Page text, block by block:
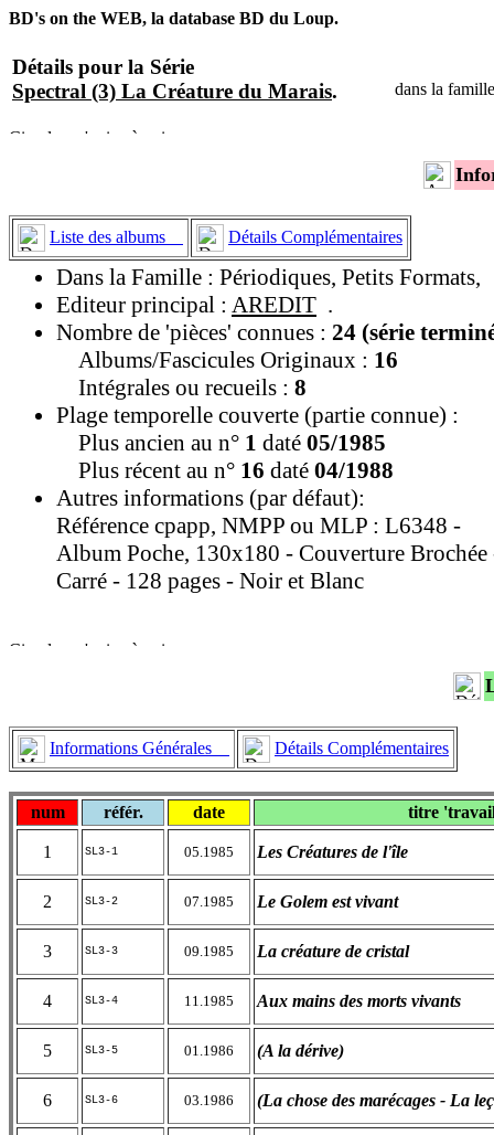
BD's on the WEB, la database BD du Loup.
Détails pour la Série
Spectral (3) La Créature du Marais. dans la
Liste des albums Détails Complémentaires
Dans la Famille : Périodiques, Petits Formats,
Editeur principal : AREDIT .
Nombre de 'pièces' connues : 24 (série
Albums/Fascicules Originaux : 16
Intégrales ou recueils : 8
Plage temporelle couverte (partie connue) :
Plus ancien au n° 1 daté 05/1985
Plus récent au n° 16 daté 04/1988
Autres informations (par défaut):
Référence cpapp, NMPP ou MLP : L6348 -
Album Poche, 130x180 - Couverture Brochée
Carré - 128 pages - Noir et Blanc
Informations Générales Détails Complémentaires
num référ. date titre
1 SL3-1 05.1985 Les Créatures de l'île
2 SL3-2 07.1985 Le Golem est vivant
3 SL3-3 09.1985 La créature de cristal
4 SL3-4 11.1985 Aux mains des morts vivants
5 SL3-5 01.1986 (A la dérive)
6 SL3-6 03.1986 (La chose des marécages - La